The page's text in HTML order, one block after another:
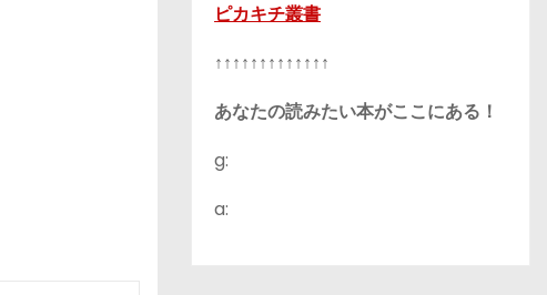
ピカキチ叢書
↑↑↑↑↑↑↑↑↑↑↑↑↑
あなたの読みたい本がここにある！
g:
a: